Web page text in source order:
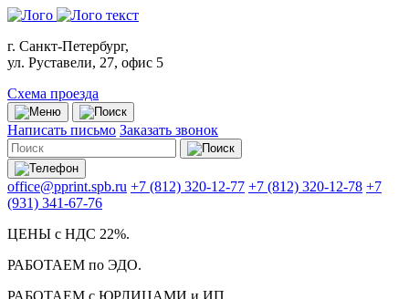
г. Санкт-Петербург,
ул. Руставели, 27, офис 5
Схема проезда
Написать письмо Заказать звонок
office@pprint.spb.ru +7 (812) 320-12-77 +7 (812) 320-12-78 +7
(931) 341-67-76
ЦЕНЫ с НДС 22%.
РАБОТАЕМ по ЭДО.
РАБОТАЕМ с ЮРЛИЦАМИ и ИП.